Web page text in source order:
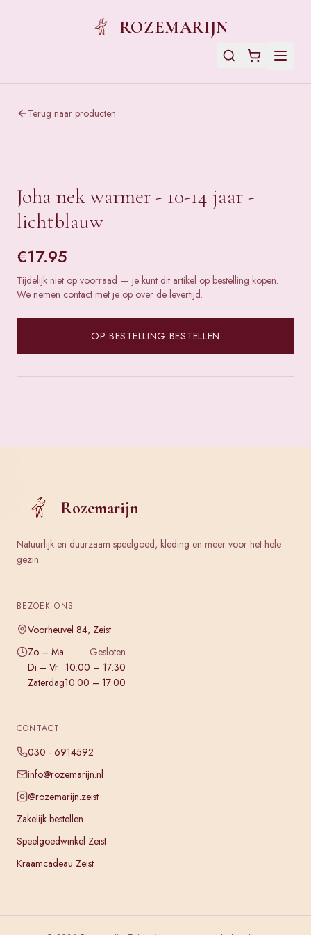
ROZEMARIJN
Terug naar producten
Joha nek warmer - 10-14 jaar -
lichtblauw
€17.95
Tijdelijk niet op voorraad — je kunt dit artikel op bestelling kopen.
We nemen contact met je op over de levertijd.
OP BESTELLING BESTELLEN
Rozemarijn
Natuurlijk en duurzaam speelgoed, kleding en meer voor het hele
gezin.
BEZOEK ONS
Voorheuvel 84, Zeist
Zo – Ma
Gesloten
Di – Vr 10:00 – 17:30
Zaterdag10:00 – 17:00
CONTACT
030 - 6914592
info@rozemarijn.nl
@rozemarijn.zeist
Zakelijk bestellen
Speelgoedwinkel Zeist
Kraamcadeau Zeist